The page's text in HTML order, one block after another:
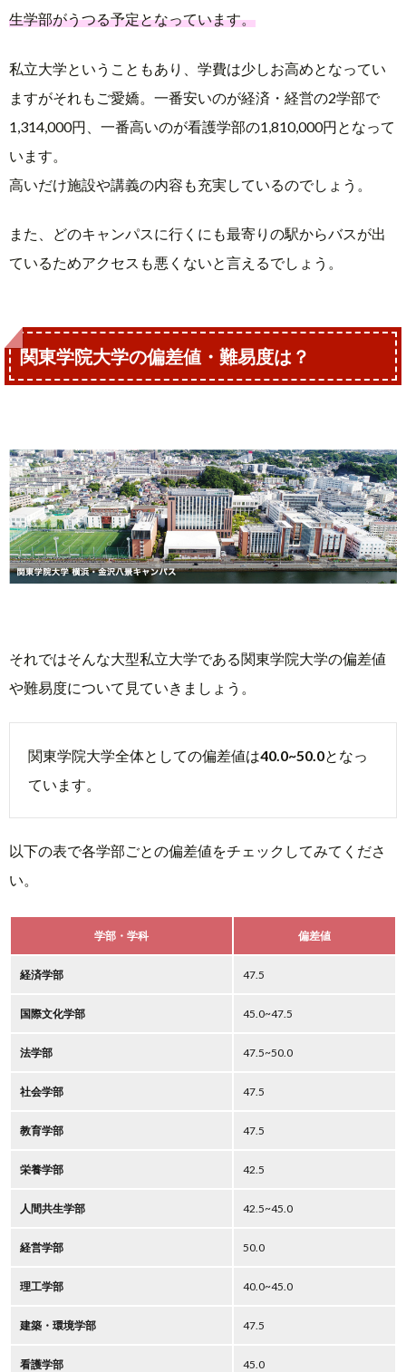
生学部がうつる予定となっています。
私立大学ということもあり、学費は少しお高めとなってい
ますがそれもご愛嬌。一番安いのが経済・経営の2学部で
1,314,000円、一番高いのが看護学部の1,810,000円となって
います。
高いだけ施設や講義の内容も充実しているのでしょう。
また、どのキャンパスに行くにも最寄りの駅からバスが出
ているためアクセスも悪くないと言えるでしょう。
関東学院大学の偏差値・難易度は？
それではそんな大型私立大学である関東学院大学の偏差値
や難易度について見ていきましょう。
関東学院大学全体としての偏差値は40.0~50.0となっ
ています。
以下の表で各学部ごとの偏差値をチェックしてみてくださ
い。
学部・学科 偏差値
経済学部 47.5
国際文化学部 45.0~47.5
法学部 47.5~50.0
社会学部 47.5
教育学部 47.5
栄養学部 42.5
人間共生学部 42.5~45.0
経営学部 50.0
理工学部 40.0~45.0
建築・環境学部 47.5
看護学部 45.0